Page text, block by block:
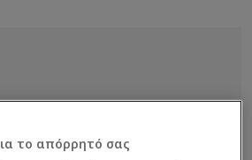
το απόρρητό σας